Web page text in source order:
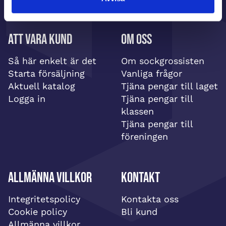
Att vara kund
Så här enkelt är det
Starta försäljning
Aktuell katalog
Logga in
Om oss
Om sockgrossisten
Vanliga frågor
Tjäna pengar till laget
Tjäna pengar till
klassen
Tjäna pengar till
föreningen
Allmänna villkor
Integritetspolicy
Cookie policy
Kontakt
Kontakta oss
Bli kund